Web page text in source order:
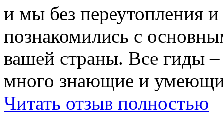
и мы без переутопления
познакомились с
вашей страны. Все гиды
много знающие и
Читать отзыв полностью